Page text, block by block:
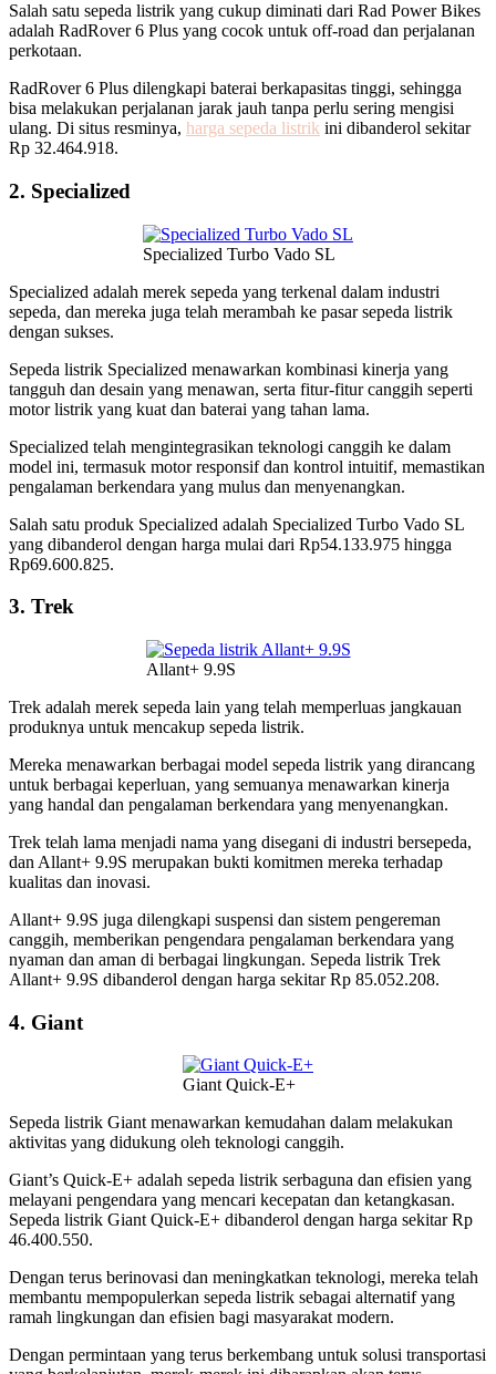
Salah satu sepeda listrik yang cukup diminati dari Rad Power Bikes
adalah RadRover 6 Plus yang cocok untuk off-road dan perjalanan
perkotaan.
RadRover 6 Plus dilengkapi baterai berkapasitas tinggi, sehingga
bisa melakukan perjalanan jarak jauh tanpa perlu sering mengisi
ulang. Di situs resminya, harga sepeda listrik ini dibanderol sekitar
Rp 32.464.918.
2. Specialized
Specialized Turbo Vado SL
Specialized adalah merek sepeda yang terkenal dalam industri
sepeda, dan mereka juga telah merambah ke pasar sepeda listrik
dengan sukses.
Sepeda listrik Specialized menawarkan kombinasi kinerja yang
tangguh dan desain yang menawan, serta fitur-fitur canggih seperti
motor listrik yang kuat dan baterai yang tahan lama.
Specialized telah mengintegrasikan teknologi canggih ke dalam
model ini, termasuk motor responsif dan kontrol intuitif, memastikan
pengalaman berkendara yang mulus dan menyenangkan.
Salah satu produk Specialized adalah Specialized Turbo Vado SL
yang dibanderol dengan harga mulai dari Rp54.133.975 hingga
Rp69.600.825.
3. Trek
Allant+ 9.9S
Trek adalah merek sepeda lain yang telah memperluas jangkauan
produknya untuk mencakup sepeda listrik.
Mereka menawarkan berbagai model sepeda listrik yang dirancang
untuk berbagai keperluan, yang semuanya menawarkan kinerja
yang handal dan pengalaman berkendara yang menyenangkan.
Trek telah lama menjadi nama yang disegani di industri bersepeda,
dan Allant+ 9.9S merupakan bukti komitmen mereka terhadap
kualitas dan inovasi.
Allant+ 9.9S juga dilengkapi suspensi dan sistem pengereman
canggih, memberikan pengendara pengalaman berkendara yang
nyaman dan aman di berbagai lingkungan. Sepeda listrik Trek
Allant+ 9.9S dibanderol dengan harga sekitar Rp 85.052.208.
4. Giant
Giant Quick-E+
Sepeda listrik Giant menawarkan kemudahan dalam melakukan
aktivitas yang didukung oleh teknologi canggih.
Giant’s Quick-E+ adalah sepeda listrik serbaguna dan efisien yang
melayani pengendara yang mencari kecepatan dan ketangkasan.
Sepeda listrik Giant Quick-E+ dibanderol dengan harga sekitar Rp
46.400.550.
Dengan terus berinovasi dan meningkatkan teknologi, mereka telah
membantu mempopulerkan sepeda listrik sebagai alternatif yang
ramah lingkungan dan efisien bagi masyarakat modern.
Dengan permintaan yang terus berkembang untuk solusi transportasi